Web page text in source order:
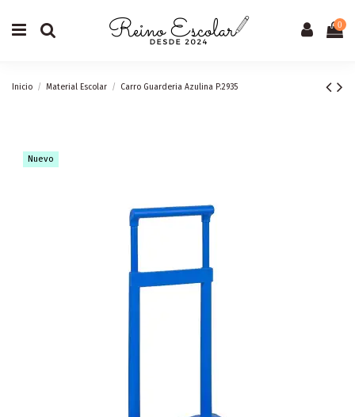
0
Inicio Material Escolar Carro Guarderia Azulina P.2935
Nuevo